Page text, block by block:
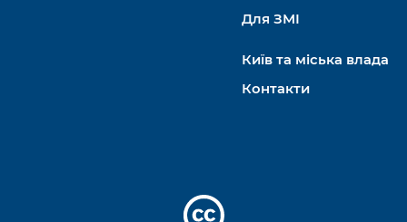
Для ЗМІ
Київ та міська влада
Контакти